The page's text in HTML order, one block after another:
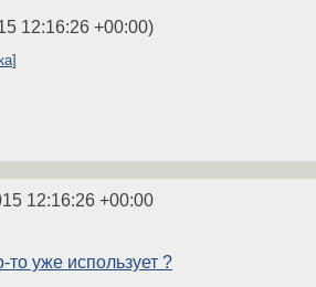
12:16:26 +00:00)
12:16:26 +00:00
то уже использует ?